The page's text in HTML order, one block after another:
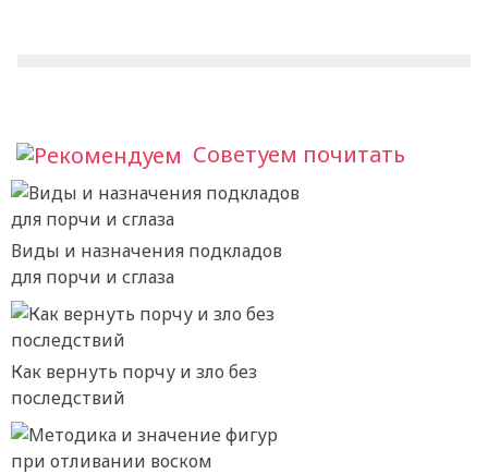
Советуем почитать
Виды и назначения подкладов
для порчи и сглаза
Как вернуть порчу и зло без
последствий